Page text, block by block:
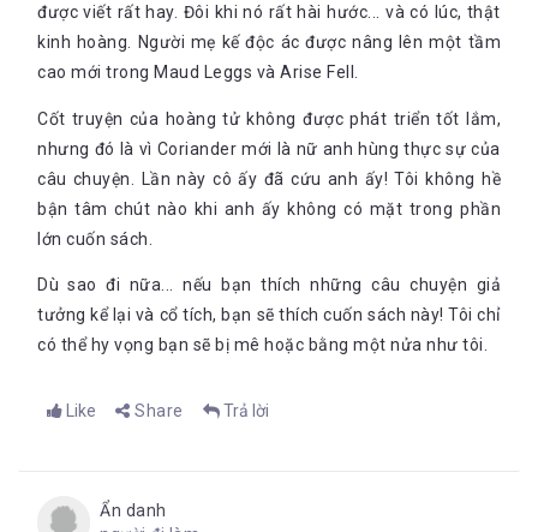
được viết rất hay. Đôi khi nó rất hài hước... và có lúc, thật
kinh hoàng. Người mẹ kế độc ác được nâng lên một tầm
cao mới trong Maud Leggs và Arise Fell.
Cốt truyện của hoàng tử không được phát triển tốt lắm,
nhưng đó là vì Coriander mới là nữ anh hùng thực sự của
câu chuyện. Lần này cô ấy đã cứu anh ấy! Tôi không hề
bận tâm chút nào khi anh ấy không có mặt trong phần
lớn cuốn sách.
Dù sao đi nữa... nếu bạn thích những câu chuyện giả
tưởng kể lại và cổ tích, bạn sẽ thích cuốn sách này! Tôi chỉ
có thể hy vọng bạn sẽ bị mê hoặc bằng một nửa như tôi.
Like Share Trả lời
Ẩn danh